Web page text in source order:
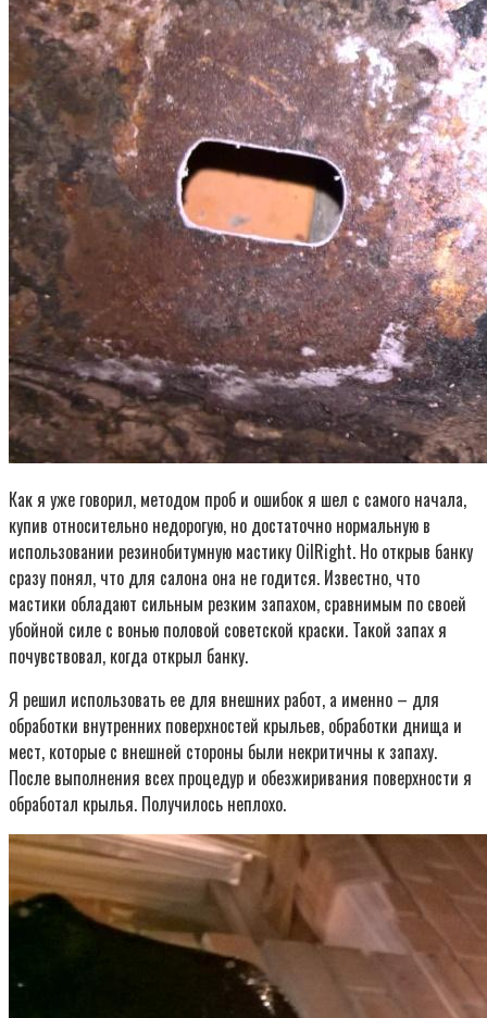
Как я уже говорил, методом проб и ошибок я шел с самого начала,
купив относительно недорогую, но достаточно нормальную в
использовании резинобитумную мастику OilRight. Но открыв банку
сразу понял, что для салона она не годится. Известно, что
мастики обладают сильным резким запахом, сравнимым по своей
убойной силе с вонью половой советской краски. Такой запах я
почувствовал, когда открыл банку.
Я решил использовать ее для внешних работ, а именно – для
обработки внутренних поверхностей крыльев, обработки днища и
мест, которые с внешней стороны были некритичны к запаху.
После выполнения всех процедур и обезжиривания поверхности я
обработал крылья. Получилось неплохо.